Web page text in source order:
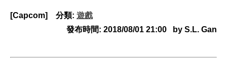
[Capcom] 分類: 遊戲
發布時間: 2018/08/01 21:00 by S.L. Gan